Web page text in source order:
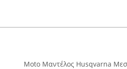
Moto Μαντέλος Husqvarna